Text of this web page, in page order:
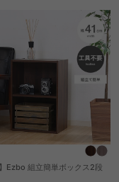
Ezbo 組立簡単ボックス2段